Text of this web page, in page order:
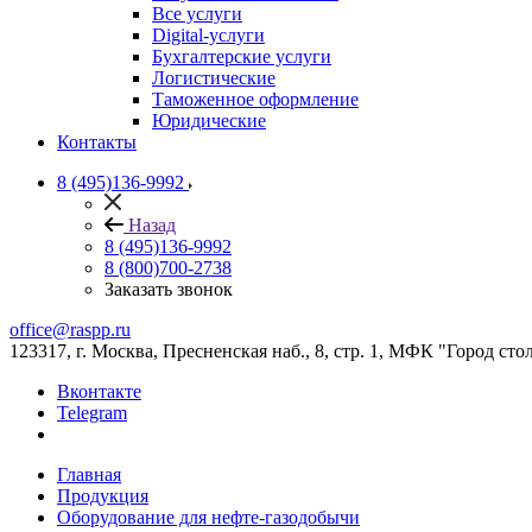
Все услуги
Digital-услуги
Бухгалтерские услуги
Логистические
Таможенное оформление
Юридические
Контакты
8 (495)136-9992
Назад
8 (495)136-9992
8 (800)700-2738
Заказать звонок
office@raspp.ru
123317, г. Москва, Пресненская наб., 8, стр. 1, МФК "Город
Вконтакте
Telegram
Главная
Продукция
Оборудование для нефте-газодобычи